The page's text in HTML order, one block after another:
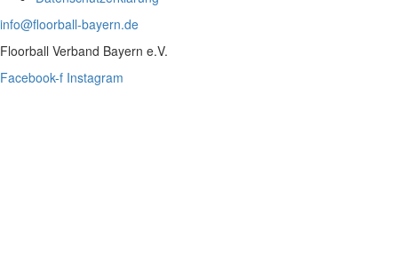
info@floorball-bayern.de
Floorball Verband Bayern e.V.
Facebook-f Instagram